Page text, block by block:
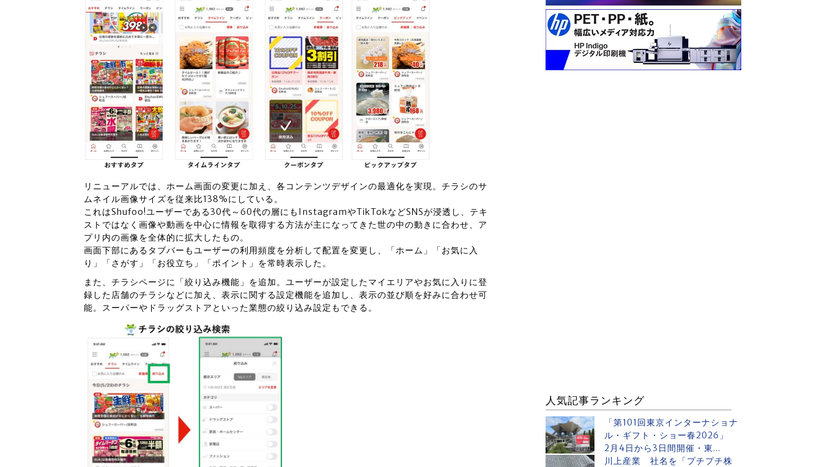
リニューアルでは、ホーム画面の変更に加え、各コンテンツデザインの最適化を実現。チラシのサ
ムネイル画像サイズを従来比138%にしている。
これはShufoo!ユーザーである30代～60代の層にもInstagramやTikTokなどSNSが浸透し、テキ
ストではなく画像や動画を中心に情報を取得する方法が主になってきた世の中の動きに合わせ、ア
プリ内の画像を全体的に拡大したもの。
画面下部にあるタブバーもユーザーの利用頻度を分析して配置を変更し、「ホーム」「お気に入
り」「さがす」「お役立ち」「ポイント」を常時表示した。
また、チラシページに「絞り込み機能」を追加。ユーザーが設定したマイエリアやお気に入りに登
録した店舗のチラシなどに加え、表示に関する設定機能を追加し、表示の並び順を好みに合わせ可
能。スーパーやドラッグストアといった業態の絞り込み設定もできる。
人気記事ランキング
「第101回東京インターナショナ
ル・ギフト・ショー春2026」
2月4日から3日間開催・東...
川上産業 社名を「プチプチ株